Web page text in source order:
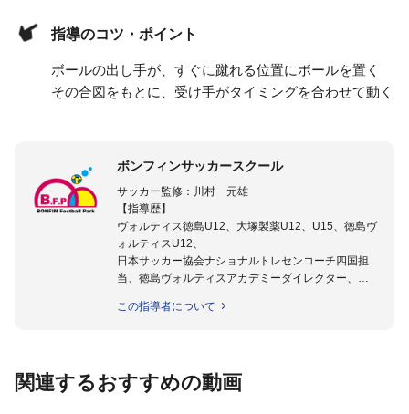
指導のコツ・ポイント
ボールの出し手が、すぐに蹴れる位置にボールを置く
その合図をもとに、受け手がタイミングを合わせて動く
ボンフィンサッカースクール
サッカー監修：川村 元雄
【指導歴】
ヴォルティス徳島U12、大塚製薬U12、U15、徳島ヴ
ォルティスU12、
日本サッカー協会ナショナルトレセンコーチ四国担
当、徳島ヴォルティスアカデミーダイレクター、
日本サッカー協会公認B級養成講習会インストラクタ
協会公認キッズリーダーチーフインストラクター
この指導者について
関連するおすすめの動画